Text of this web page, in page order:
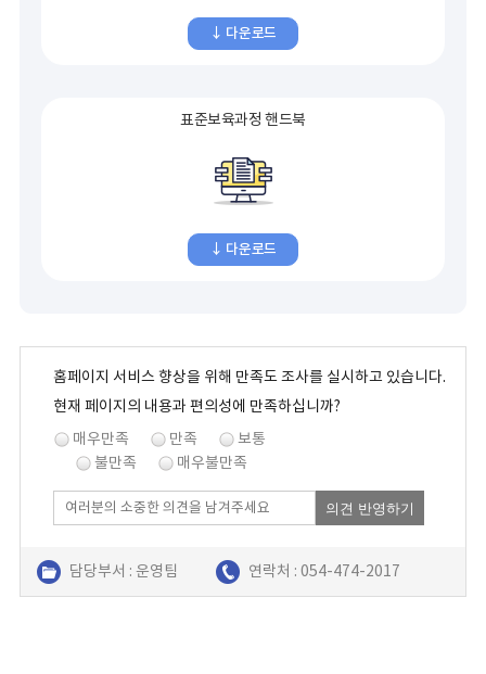
↓ 다운로드
표준보육과정 핸드북
↓ 다운로드
홈페이지 서비스 향상을 위해 만족도 조사를 실시하고 있습니다.
현재 페이지의 내용과 편의성에 만족하십니까?
매우만족
만족
보통
불만족
매우불만족
의견 반영하기
담당부서 : 운영팀 연락처 : 054-474-2017